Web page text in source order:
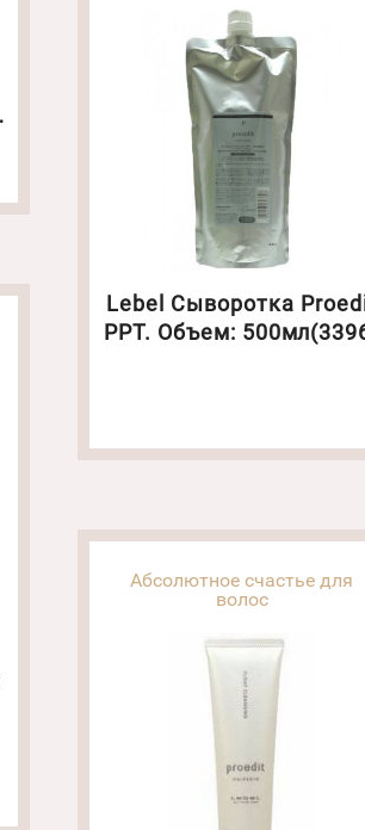
Lebel Сыворотка
РРТ. Объем:
Абсолютное счастье для
волос